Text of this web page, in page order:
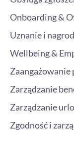
Onboarding &
Uznanie i
Wellbeing &
Zarządzanie
Zarządzanie
Zgodność i